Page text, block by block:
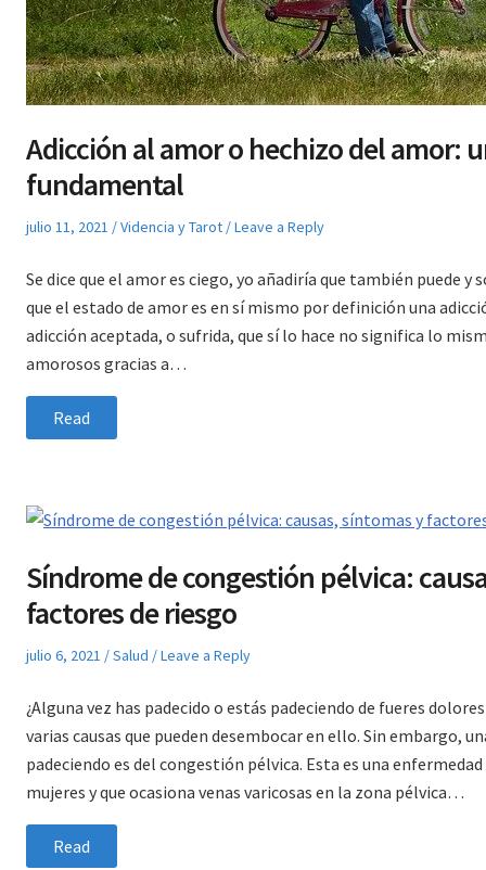
Adicción al amor o hechizo del amor:
fundamental
Posted
julio 11, 2021
Posted
Videncia y Tarot Leave a Reply
Se dice que el amor es ciego, yo añadiría que también puede y
que el estado de amor es en sí mismo por definición una
adicción aceptada, o sufrida, que sí lo hace no significa lo
amorosos gracias a…
Read
Síndrome de congestión pélvica:
factores de riesgo
Posted
julio 6, 2021
Posted
Salud Leave a Reply
¿Alguna vez has padecido o estás padeciendo de fueres
varias causas que pueden desembocar en ello. Sin embargo,
padeciendo es del congestión pélvica. Esta es una
mujeres y que ocasiona venas varicosas en la zona pélvica…
Read